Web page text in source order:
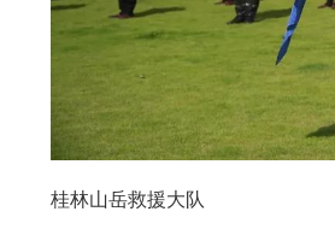
桂林山岳救援大队